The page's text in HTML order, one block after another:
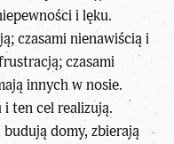
i lęku.
czasami nienawiścią i
czasami
innych w nosie.
ten cel realizują.
budują domy, zbierają